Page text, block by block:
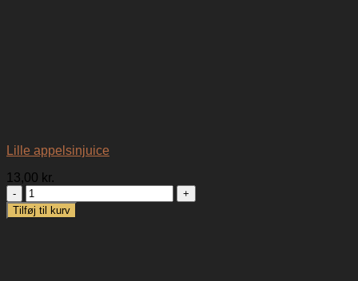
Lille appelsinjuice
13,00 kr.
Lille
appelsinjuice
antal
Tilføj til kurv